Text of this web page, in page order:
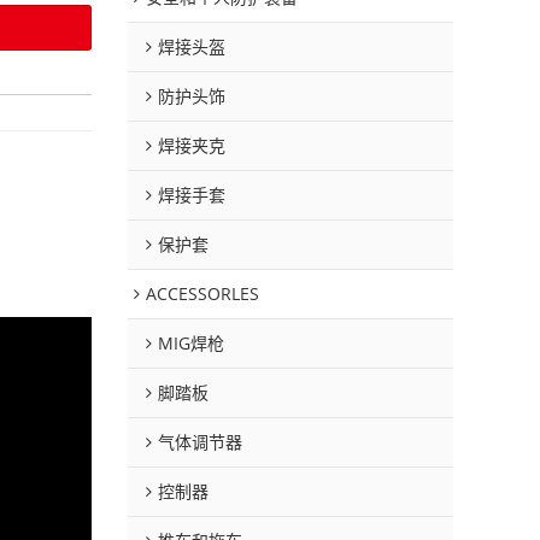
焊接头盔
防护头饰
焊接夹克
焊接手套
保护套
ACCESSORLES
MIG焊枪
脚踏板
气体调节器
控制器